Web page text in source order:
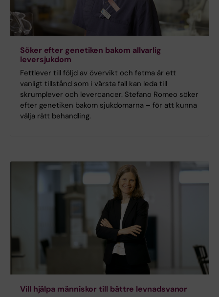
Söker efter genetiken bakom allvarlig
leversjukdom
Fettlever till följd av övervikt och fetma är ett
vanligt tillstånd som i värsta fall kan leda till
skrumplever och levercancer. Stefano Romeo söker
efter genetiken bakom sjukdomarna – för att kunna
välja rätt behandling.
Vill hjälpa människor till bättre levnadsvanor